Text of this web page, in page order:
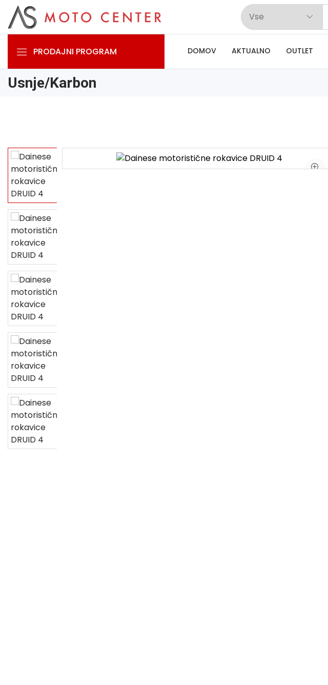
PRODAJNI PROGRAM DOMOV AKTUALNO OUTLET
Usnje/Karbon